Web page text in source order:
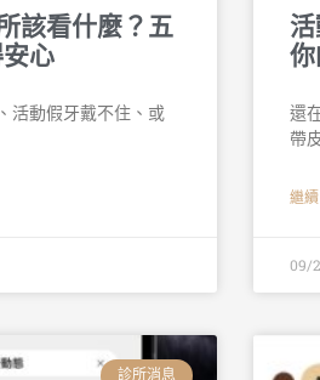
該看什麼？五
心
活動假牙戴不住、或
還
帶
繼
09/
診所消息